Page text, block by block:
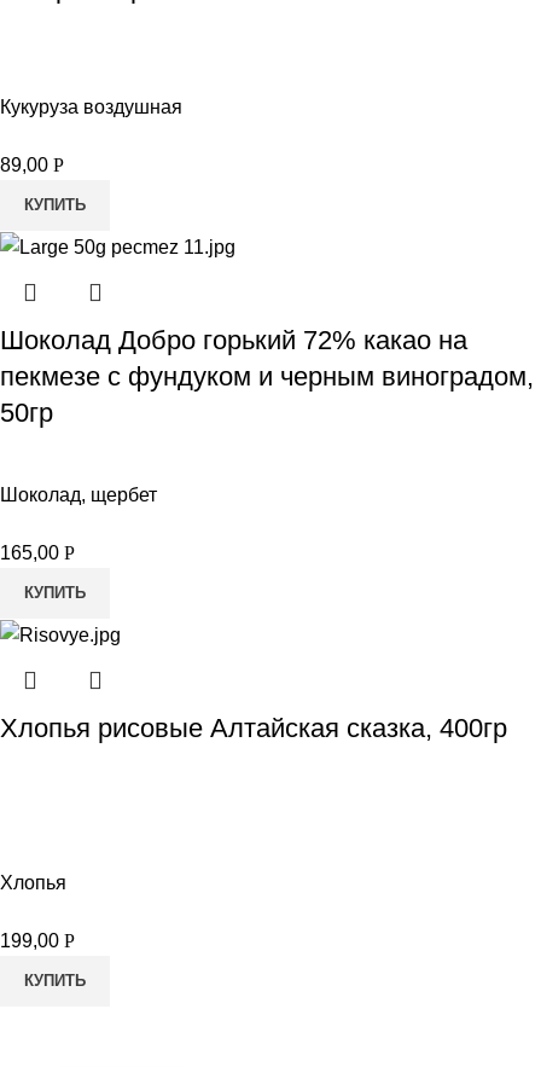
Кукуруза воздушная
89,00 Р
КУПИТЬ
Шоколад Добро горький 72% какао на
пекмезе с фундуком и черным виноградом,
50гр
Шоколад, щербет
165,00 Р
КУПИТЬ
Хлопья рисовые Алтайская сказка, 400гр
Хлопья
199,00 Р
КУПИТЬ